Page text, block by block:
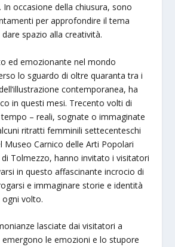
. In occasione della chiusura, sono
per approfondire il tema
dare spazio alla creatività.
ed emozionante nel mondo
lo sguardo di oltre quaranta tra i
contemporanea, ha
in questi mesi. Trecento volti di
– reali, sognate o immaginate
ritratti femminili settecenteschi
Museo Carnico delle Arti Popolari
di Tolmezzo, hanno invitato i visitatori
in questo affascinante incrocio di
e immaginare storie e identità
volto.
lasciate dai visitatori a
emergono le emozioni e lo stupore